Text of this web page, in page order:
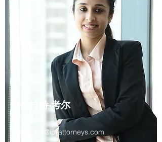
伊什拉特·考尔
管理合伙人
ishrat.kaur@iprattorneys.com